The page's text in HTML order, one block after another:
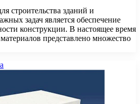
строительства зданий и
задач является обеспечение
конструкции. В настоящее время
представлено множество